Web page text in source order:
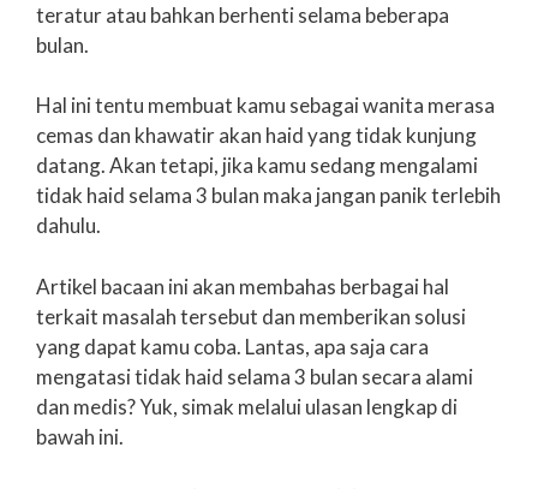
teratur atau bahkan berhenti selama beberapa
bulan.
Hal ini tentu membuat kamu sebagai wanita merasa
cemas dan khawatir akan haid yang tidak kunjung
datang. Akan tetapi, jika kamu sedang mengalami
tidak haid selama 3 bulan maka jangan panik terlebih
dahulu.
Artikel bacaan ini akan membahas berbagai hal
terkait masalah tersebut dan memberikan solusi
yang dapat kamu coba. Lantas, apa saja cara
mengatasi tidak haid selama 3 bulan secara alami
dan medis? Yuk, simak melalui ulasan lengkap di
bawah ini.